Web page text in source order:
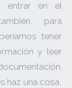
entrar en el
para
tener
y leer
haz una cosa,